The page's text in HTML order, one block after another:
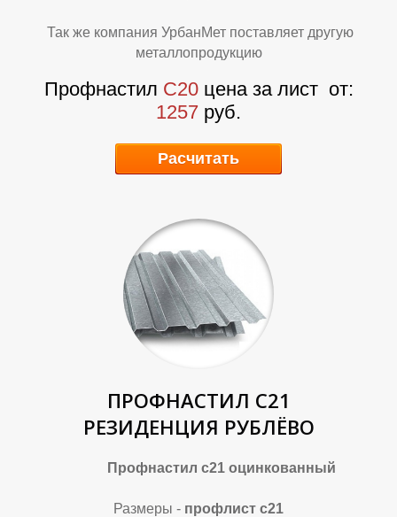
А
Так же компания УрбанМет поставляет другую
металлопродукцию
Профнастил С20 цена за лист от:
1257 руб.
Расчитать
ПРОФНАСТИЛ С21
РЕЗИДЕНЦИЯ РУБЛЁВО
Профнастил с21 оцинкованный
Размеры - профлист с21
А